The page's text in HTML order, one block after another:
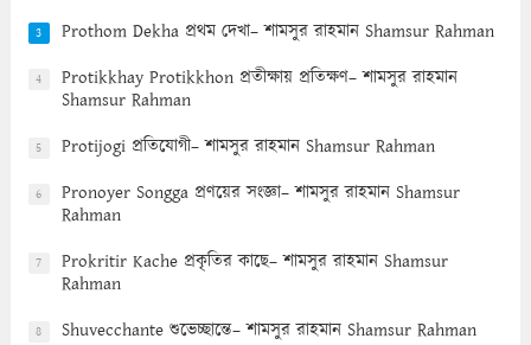
3 Prothom Dekha প্রথম দেখা– শামসুর রাহমান Shamsur Rahman
4
Protikkhay Protikkhon প্রতীক্ষায় প্রতিক্ষণ– শামসুর রাহমান
Shamsur Rahman
5 Protijogi প্রতিযোগী– শামসুর রাহমান Shamsur Rahman
6
Pronoyer Songga প্রণয়ের সংজ্ঞা– শামসুর রাহমান Shamsur
Rahman
7
Prokritir Kache প্রকৃতির কাছে– শামসুর রাহমান Shamsur
Rahman
8 Shuvecchante শুভেচ্ছান্তে– শামসুর রাহমান Shamsur Rahman